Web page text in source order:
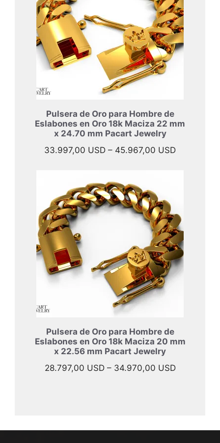
52.397,00
Pulsera de Oro para Hombre de
Eslabones en Oro 18k Maciza 22 mm
x 24.70 mm Pacart Jewelry
33.997,00 USD – 45.967,00 USDRango
hasta
45.967,00
Pulsera de Oro para Hombre de
Eslabones en Oro 18k Maciza 20 mm
x 22.56 mm Pacart Jewelry
28.797,00 USD – 34.970,00 USDRango
hasta